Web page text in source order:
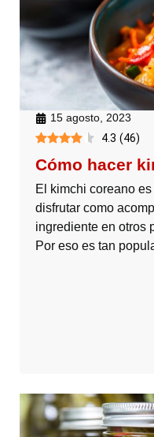
15 agosto, 2023
4.3 (46)
Cómo hacer
El kimchi coreano
disfrutar como
ingrediente en otros
Por eso es tan